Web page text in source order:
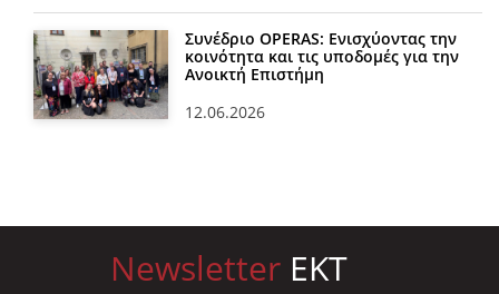
Συνέδριο OPERAS: Ενισχύοντας την
κοινότητα και τις υποδομές για την
Ανοικτή Επιστήμη
12.06.2026
Newsletter EKT